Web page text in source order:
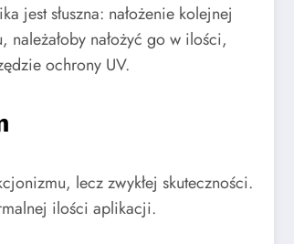
jest słuszna: nałożenie kolejnej
nałożyć go w ilości,
ochrony UV.
lecz zwykłej skuteczności.
ilości aplikacji.